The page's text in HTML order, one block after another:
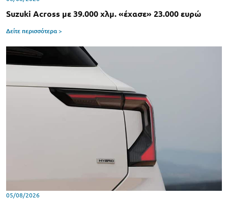
Suzuki Across με 39.000 χλμ. «έχασε» 23.000 ευρώ
Δείτε περισσότερα >
05/08/2026